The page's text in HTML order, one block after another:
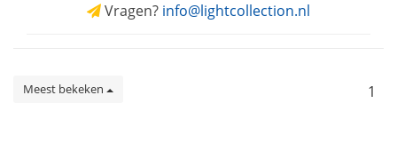
Vragen? info@lightcollection.nl
Meest bekeken 1